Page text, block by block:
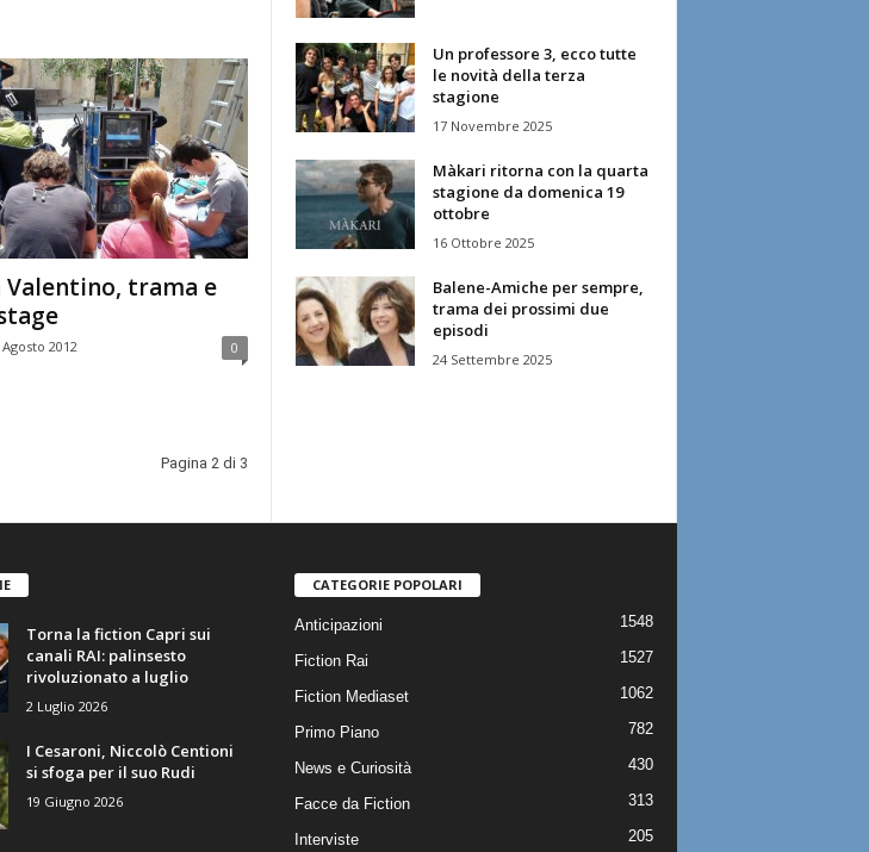
Valentino, trama e
2012 0
Pagina 2 di 3
Un professore 3, ecco tutte
le novità della terza
stagione
17 Novembre 2025
Màkari ritorna con la quarta
stagione da domenica 19
ottobre
16 Ottobre 2025
Balene-Amiche per sempre,
trama dei prossimi due
episodi
24 Settembre 2025
Torna la fiction Capri sui
canali RAI: palinsesto
rivoluzionato a luglio
2 Luglio 2026
I Cesaroni, Niccolò Centioni
si sfoga per il suo Rudi
19 Giugno 2026
CATEGORIE POPOLARI
Anticipazioni 1548
Fiction Rai 1527
Fiction Mediaset 1062
Primo Piano 782
News e Curiosità 430
Facce da Fiction 313
Interviste 205